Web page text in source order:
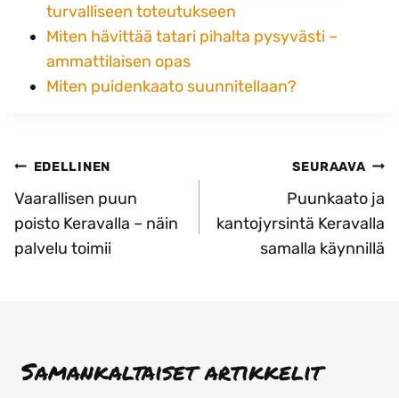
turvalliseen toteutukseen
Miten hävittää tatari pihalta pysyvästi –
ammattilaisen opas
Miten puidenkaato suunnitellaan?
Artikkelien
selaus
EDELLINEN
Vaarallisen puun
poisto Keravalla – näin
palvelu toimii
SEURAAVA
Puunkaato ja
kantojyrsintä Keravalla
samalla käynnillä
Samankaltaiset artikkelit